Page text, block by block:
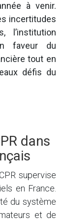
à venir.
incertitudes
l’institution
faveur du
tout en
défis du
dans
supervise
en France.
du système
et de